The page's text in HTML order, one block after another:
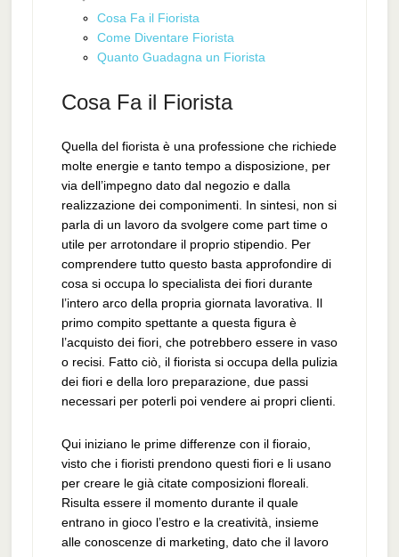
Cosa Fa il Fiorista
Come Diventare Fiorista
Quanto Guadagna un Fiorista
Cosa Fa il Fiorista
Quella del fiorista è una professione che richiede
molte energie e tanto tempo a disposizione, per
via dell’impegno dato dal negozio e dalla
realizzazione dei componimenti. In sintesi, non si
parla di un lavoro da svolgere come part time o
utile per arrotondare il proprio stipendio. Per
comprendere tutto questo basta approfondire di
cosa si occupa lo specialista dei fiori durante
l’intero arco della propria giornata lavorativa. Il
primo compito spettante a questa figura è
l’acquisto dei fiori, che potrebbero essere in vaso
o recisi. Fatto ciò, il fiorista si occupa della pulizia
dei fiori e della loro preparazione, due passi
necessari per poterli poi vendere ai propri clienti.
Qui iniziano le prime differenze con il fioraio,
visto che i fioristi prendono questi fiori e li usano
per creare le già citate composizioni floreali.
Risulta essere il momento durante il quale
entrano in gioco l’estro e la creatività, insieme
alle conoscenze di marketing, dato che il lavoro